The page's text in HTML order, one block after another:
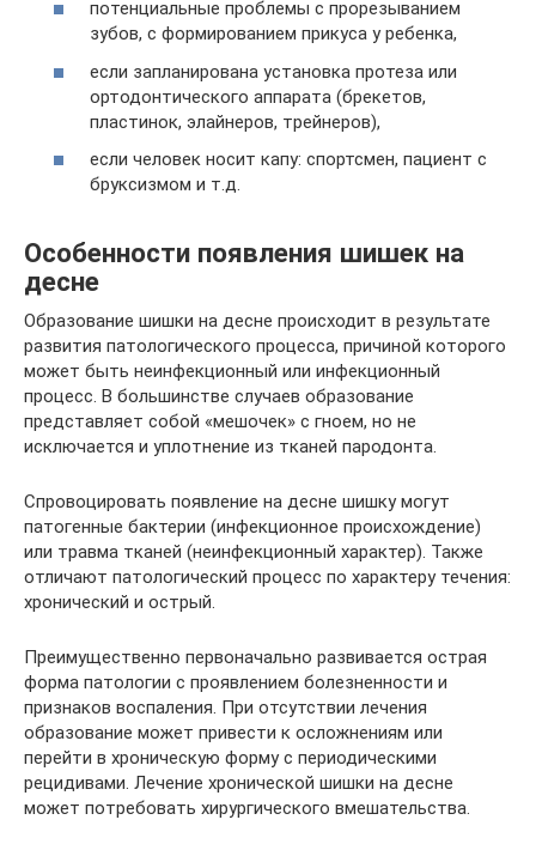
потенциальные проблемы с прорезыванием
зубов, с формированием прикуса у ребенка,
если запланирована установка протеза или
ортодонтического аппарата (брекетов,
пластинок, элайнеров, трейнеров),
если человек носит капу: спортсмен, пациент с
бруксизмом и т.д.
Особенности появления шишек на
десне
Образование шишки на десне происходит в результате
развития патологического процесса, причиной которого
может быть неинфекционный или инфекционный
процесс. В большинстве случаев образование
представляет собой «мешочек» с гноем, но не
исключается и уплотнение из тканей пародонта.
Спровоцировать появление на десне шишку могут
патогенные бактерии (инфекционное происхождение)
или травма тканей (неинфекционный характер). Также
отличают патологический процесс по характеру течения:
хронический и острый.
Преимущественно первоначально развивается острая
форма патологии с проявлением болезненности и
признаков воспаления. При отсутствии лечения
образование может привести к осложнениям или
перейти в хроническую форму с периодическими
рецидивами. Лечение хронической шишки на десне
может потребовать хирургического вмешательства.